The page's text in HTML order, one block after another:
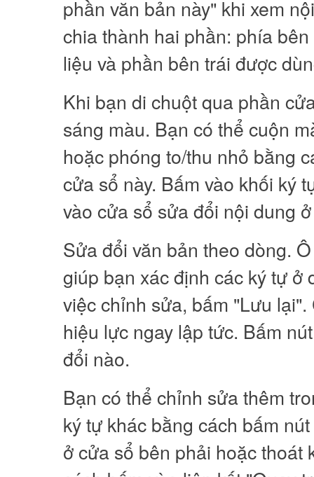
phần văn bản này" khi xem
chia thành hai phần: phía
liệu và phần bên trái được
Khi bạn di chuột qua phần
sáng màu. Bạn có thể cuộn
hoặc phóng to/thu nhỏ bằng
cửa sổ này. Bấm vào khối ký
vào cửa sổ sửa đổi nội dung
Sửa đổi văn bản theo dòng.
giúp bạn xác định các ký tự
việc chỉnh sửa, bấm "Lưu
hiệu lực ngay lập tức. Bấm
đổi nào.
Bạn có thể chỉnh sửa thêm
ký tự khác bằng cách bấm
ở cửa sổ bên phải hoặc